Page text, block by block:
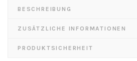
BESCHREIBUNG
ZUSÄTZLICHE INFORMATIONEN
PRODUKTSICHERHEIT